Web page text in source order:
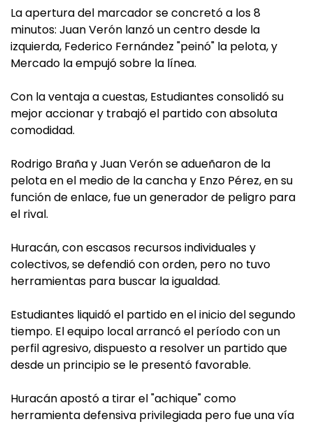
La apertura del marcador se concretó a los 8
minutos: Juan Verón lanzó un centro desde la
izquierda, Federico Fernández "peinó" la pelota, y
Mercado la empujó sobre la línea.
Con la ventaja a cuestas, Estudiantes consolidó su
mejor accionar y trabajó el partido con absoluta
comodidad.
Rodrigo Braña y Juan Verón se adueñaron de la
pelota en el medio de la cancha y Enzo Pérez, en su
función de enlace, fue un generador de peligro para
el rival.
Huracán, con escasos recursos individuales y
colectivos, se defendió con orden, pero no tuvo
herramientas para buscar la igualdad.
Estudiantes liquidó el partido en el inicio del segundo
tiempo. El equipo local arrancó el período con un
perfil agresivo, dispuesto a resolver un partido que
desde un principio se le presentó favorable.
Huracán apostó a tirar el "achique" como
herramienta defensiva privilegiada pero fue una vía